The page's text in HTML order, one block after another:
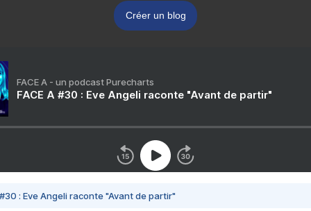
Créer un blog
FACE A - un podcast Purecharts
FACE A #30 : Eve Angeli raconte "Avant de partir"
#30 : Eve Angeli raconte "Avant de partir"